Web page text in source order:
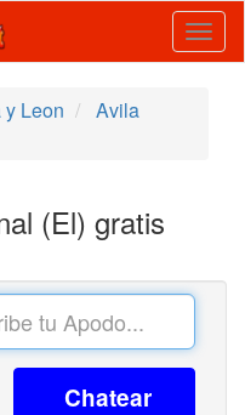
Leon
Avila
(El) gratis
Chatear